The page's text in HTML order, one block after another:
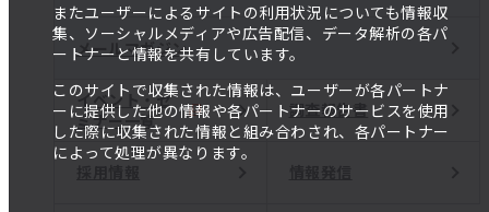
またユーザーによるサイトの利用状況についても情報収
集、ソーシャルメディアや広告配信、データ解析の各パ
ートナーと情報を共有しています。
このサイトで収集された情報は、ユーザーが各パートナ
ーに提供した他の情報や各パートナーのサービスを使用
した際に収集された情報と組み合わされ、各パートナー
によって処理が異なります。
メールマガジン
イベント・セ
ミナー一覧
調査報告書